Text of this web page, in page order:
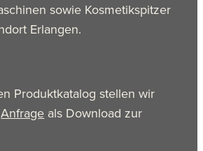
sowie Kosmetikspitzer
Erlangen.
Produktkatalog stellen wir
Anfrage als Download zur